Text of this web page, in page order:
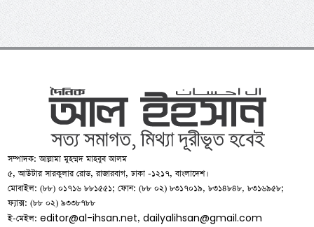
সম্পাদক: আল্লামা মুহম্মদ মাহবুব আলম
৫, আউটার সারকুলার রোড, রাজারবাগ, ঢাকা -১২১৭, বাংলাদেশ।
মোবাইল: (৮৮) ০১৭১৬ ৮৮১৫৫১; ফোন: (৮৮ ০২) ৮৩১৭০১৯, ৮৩১৪৮৪৮, ৮৩১৬৯৫৮;
ফ্যাক্স: (৮৮ ০২) ৯৩৩৮৭৮৮
ই-মেইল:editor@al-ihsan.net,dailyalihsan@gmail.com